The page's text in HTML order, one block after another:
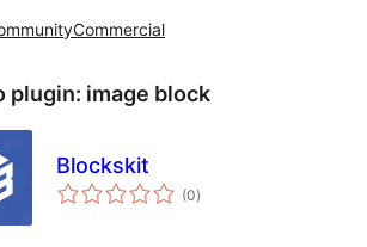
Commercial
plugin: image block
Blockskit
(0total
de
)